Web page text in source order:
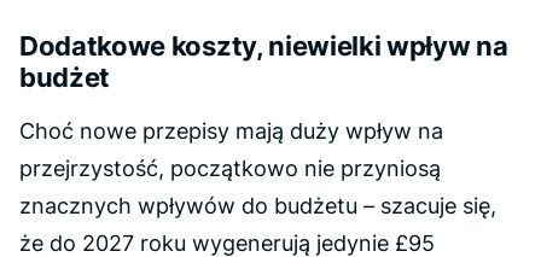
Dodatkowe koszty, niewielki wpływ na
budżet
Choć nowe przepisy mają duży wpływ na
przejrzystość, początkowo nie przyniosą
znacznych wpływów do budżetu – szacuje się,
że do 2027 roku wygenerują jedynie £95